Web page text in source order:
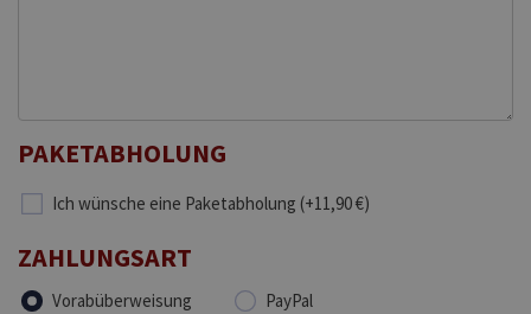
PAKETABHOLUNG
Ich wünsche eine Paketabholung (+11,90 €)
ZAHLUNGSART
Vorabüberweisung PayPal